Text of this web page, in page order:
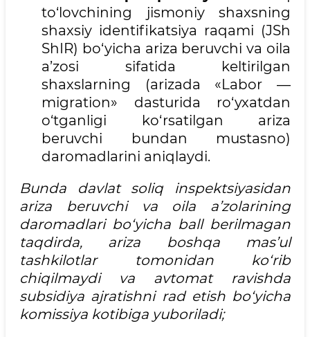
to‘lovchining jismoniy shaxsning
shaxsiy identifikatsiya raqami (JSh
ShIR) bo‘yicha ariza beruvchi va oila
a’zosi sifatida keltirilgan
shaxslarning (arizada «Labor —
migration» dasturida ro‘yxatdan
o‘tganligi ko‘rsatilgan ariza
beruvchi bundan mustasno)
daromadlarini aniqlaydi.
Bunda davlat soliq inspektsiyasidan
ariza beruvchi va oila a’zolarining
daromadlari bo‘yicha ball berilmagan
taqdirda, ariza boshqa mas’ul
tashkilotlar tomonidan ko‘rib
chiqilmaydi va avtomat ravishda
subsidiya ajratishni rad etish bo‘yicha
komissiya kotibiga yuboriladi;